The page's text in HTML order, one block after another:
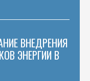
ВНЕДРЕНИЯ
ЭНЕРГИИ В